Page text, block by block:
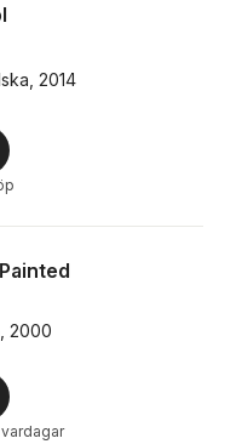
2014
2000